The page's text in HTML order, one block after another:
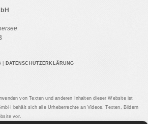
DATENSCHUTZERKLÄRUNG
von Texten und anderen Inhalten dieser Website ist
behält sich alle Urheberrechte an Videos, Texten, Bildern
vor.